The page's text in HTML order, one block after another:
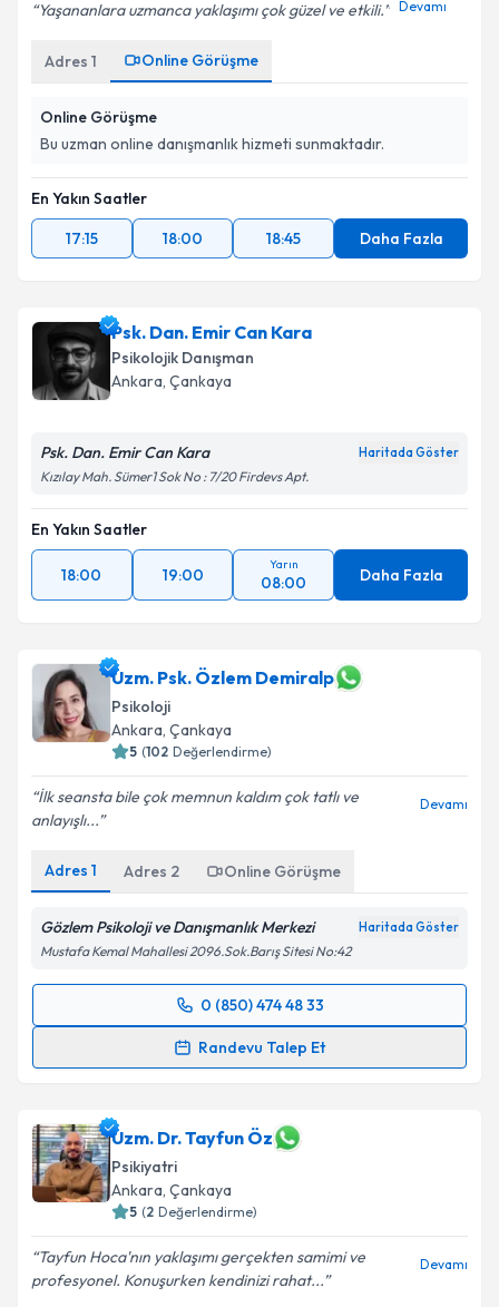
Yaşananlara uzmanca yaklaşımı çok güzel ve etkili. Devamı
Adres 1 Online Görüşme
Online Görüşme
Bu uzman online danışmanlık hizmeti sunmaktadır.
En Yakın Saatler
17:15
18:00 18:45 Daha Fazla
Psk. Dan. Emir Can Kara
Psikolojik Danışman
Ankara, Çankaya
Psk. Dan. Emir Can Kara Haritada Göster
Kızılay Mah. Sümer1 Sok No : 7/20 Firdevs Apt.
En Yakın Saatler
18:00 19:00
Yarın
08:00 Daha Fazla
Uzm. Psk. Özlem Demiralp
Psikoloji
Ankara, Çankaya
5 (102 Değerlendirme)
İlk seansta bile çok memnun kaldım çok tatlı ve
anlayışlı...
Devamı
Adres 1 Adres 2 Online Görüşme
Gözlem Psikoloji ve Danışmanlık Merkezi Haritada Göster
Mustafa Kemal Mahallesi 2096.Sok.Barış Sitesi No:42
0 (850) 474 48 33
Randevu Talep Et
Randevu Takvimi Talebi
için bir takvim hazırlandığında e-posta ile
bilgilendireceğiz.
E-posta Adresiniz
Uzm. Dr. Tayfun Öz
Psikiyatri
Ankara, Çankaya
5 (2 Değerlendirme)
Tayfun Hoca'nın yaklaşımı gerçekten samimi ve
profesyonel. Konuşurken kendinizi rahat...
Devamı